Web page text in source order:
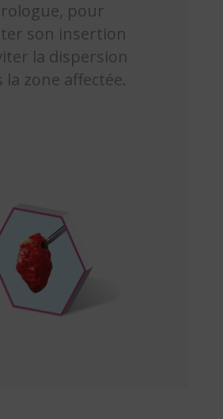
pour
son insertion
la dispersion
la zone affectée.